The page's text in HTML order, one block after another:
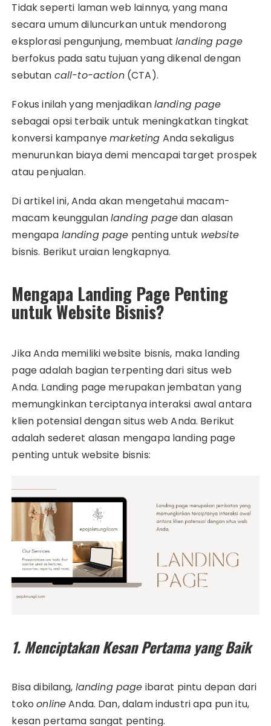
Tidak seperti laman web lainnya, yang mana
secara umum diluncurkan untuk mendorong
eksplorasi pengunjung, membuatlanding page
berfokus pada satu tujuan yang dikenal dengan
sebutan call-to-action(CTA).
Fokus inilah yang menjadikanlanding page
sebagai opsi terbaik untuk meningkatkan tingkat
konversi kampanyemarketing Anda sekaligus
menurunkan biaya demi mencapai target prospek
atau penjualan.
Di artikel ini, Anda akan mengetahui macam-
macam keunggulanlanding pagedan alasan
mengapa landing page penting untuk website
bisnis. Berikut uraian lengkapnya.
Mengapa Landing Page Penting
untuk Website Bisnis?
Jika Anda memiliki website bisnis, maka landing
page adalah bagian terpenting dari situs web
Anda. Landing page merupakan jembatan yang
memungkinkan terciptanya interaksi awal antara
klien potensial dengan situs web Anda. Berikut
adalah sederet alasan mengapa landing page
penting untuk website bisnis:
1. Menciptakan Kesan Pertama yang Baik
Bisa dibilang, landing page ibarat pintu depan dari
tokoonlineAnda. Dan, dalam industri apa pun itu,
kesan pertama sangat penting.